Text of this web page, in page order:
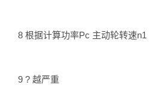
8 根据计算功率Pc 主动轮转速n1
9 ? 越严重